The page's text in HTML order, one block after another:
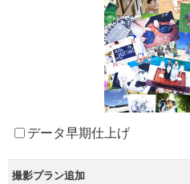
データ早期仕上げ
撮影プラン追加